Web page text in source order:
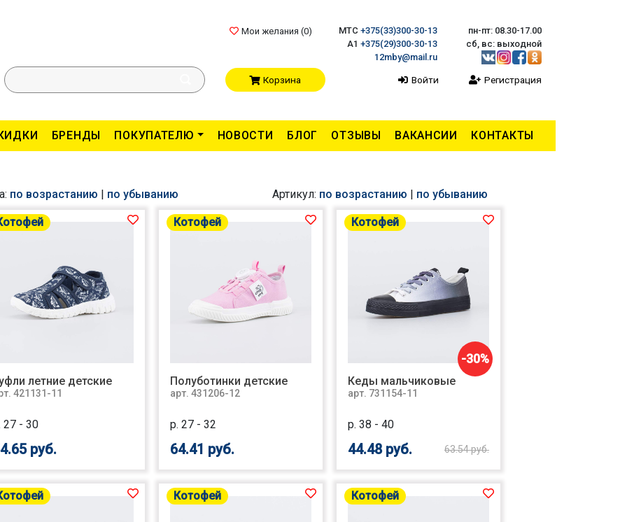
Мои желания (0) МТС+375(33)300-30-13
А1+375(29)300-30-13
12mby@mail.ru
пн-пт: 08.30-17.00
cб, вс: выходной
Корзина Войти Регистрация
БРЕНДЫ ПОКУПАТЕЛЮ НОВОСТИ БЛОГ ОТЗЫВЫ ВАКАНСИИ КОНТАКТЫ
по возрастанию | по убыванию Артикул: по возрастанию | по убыванию
летние детские
421131-11
27 - 30
руб.
Котофей
Полуботинки детские
арт. 431206-12
р. 27 - 32
64.41 руб.
-30%
Котофей
Кеды мальчиковые
арт. 731154-11
р. 38 - 40
63.54 руб.
44.48 руб.
Котофей Котофей